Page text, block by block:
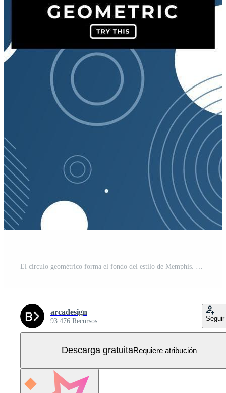
arcadesign
93.476 Recursos Seguir
Descarga gratuitaRequiere atribución